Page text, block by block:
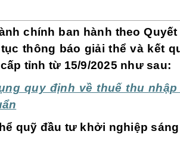
chính ban hành theo
thông báo giải thể và kết
tỉnh từ 15/9/2025 như sau:
quy định về thuế thu
quỹ đầu tư khởi nghiệp